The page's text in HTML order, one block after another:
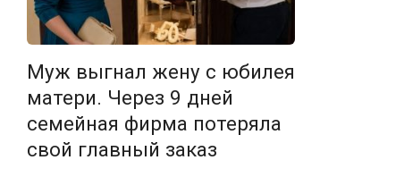
Муж выгнал жену с юбилея
матери. Через 9 дней
семейная фирма потеряла
свой главный заказ